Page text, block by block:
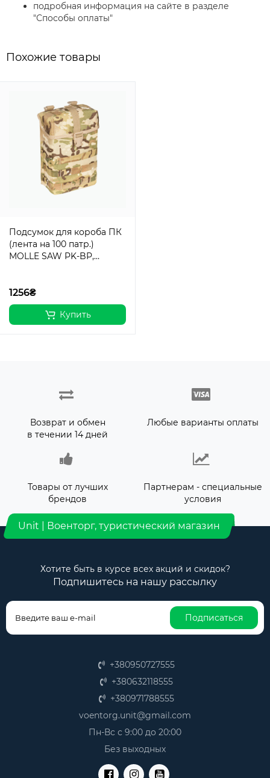
подробная информация на сайте в разделе
"Способы оплаты"
Похожие товары
Подсумок для короба ПК
(лента на 100 патр.)
MOLLE SAW PK-BP,
1256₴
Купить
Возврат и обмен
в течении 14 дней
Любые варианты оплаты
Товары от лучших
брендов
Партнерам - специальные
условия
Unit | Военторг, туристический магазин
Хотите быть в курсе всех акций и скидок?
Подпишитесь на нашу рассылку
Подписаться
+380950727555
+380632118555
+380971788555
voentorg.unit@gmail.com
Пн-Вс с 9:00 до 20:00
Без выходных